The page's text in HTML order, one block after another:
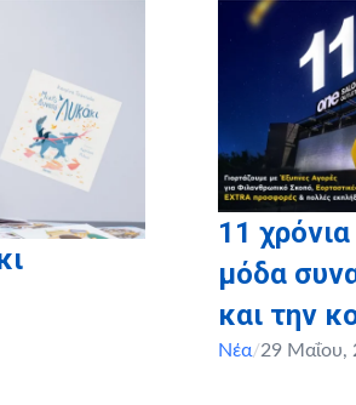
Look,
11
μόδα
και την
Νέα/29 Μαΐου,